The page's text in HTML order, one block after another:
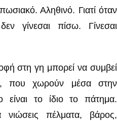
Αληθινό. Γιατί όταν
γίνεσαι πίσω. Γίνεσαι
στη γη μπορεί να συμβεί
που χωρούν μέσα στην
το ίδιο το πάτημα.
νιώσεις πέλματα, βάρος,